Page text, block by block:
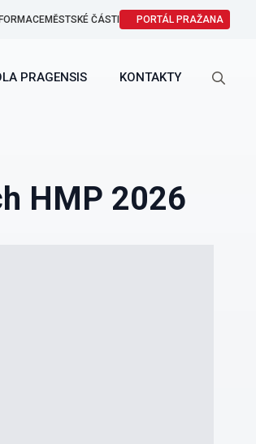
MĚSTSKÉ ČÁSTI PORTÁL PRAŽANA
PRAGENSIS KONTAKTY
HMP 2026